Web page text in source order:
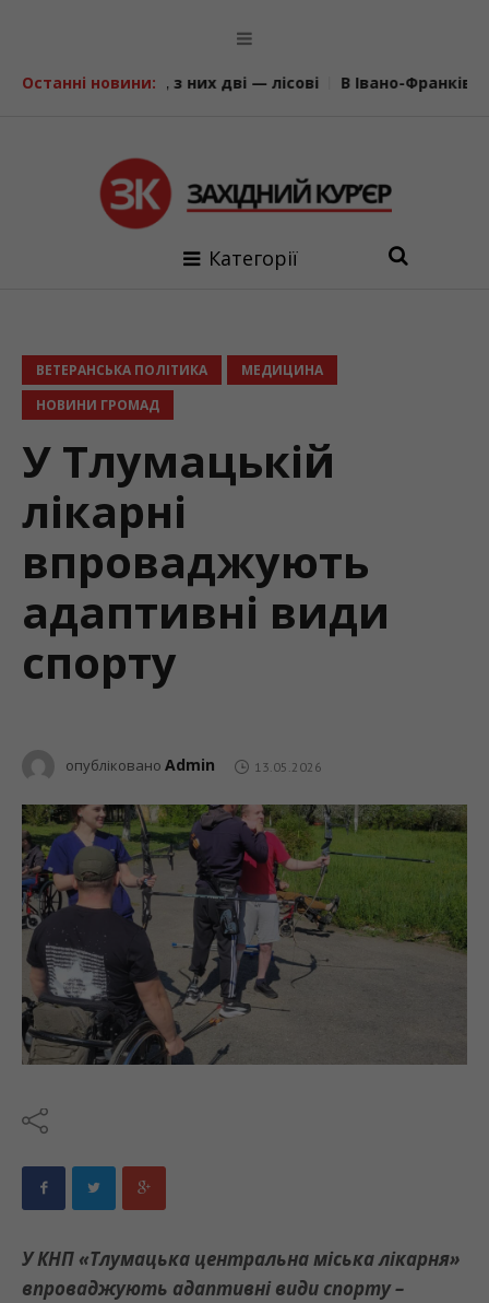
Останні новини:
з них дві — лісові В Івано-Франківську відкрили
Категорії
ВЕТЕРАНСЬКА ПОЛІТИКА
МЕДИЦИНА
НОВИНИ ГРОМАД
У Тлумацькій
лікарні
впроваджують
адаптивні види
спорту
опубліковано Admin 13.05.2026
У КНП «Тлумацька центральна міська лікарня»
впроваджують адаптивні види спорту –